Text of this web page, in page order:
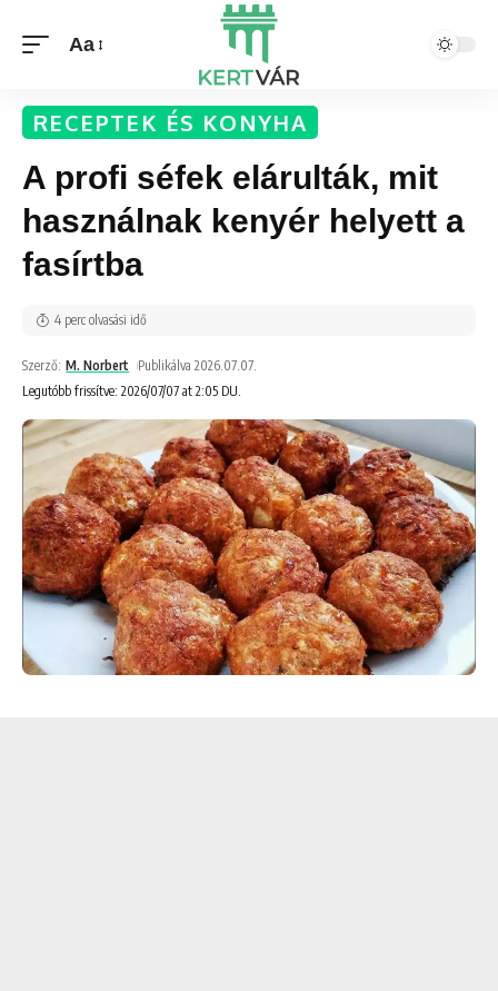
Aa
RECEPTEK ÉS KONYHA
A profi séfek elárulták, mit
használnak kenyér helyett a
fasírtba
Legutóbb frissítve: 2026/07/07 at 2:05 DU.
Szerző: M. Norbert Publikálva 2026.07.07.
4 perc olvasási idő